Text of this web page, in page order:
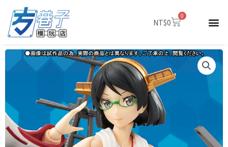
容
NT$0
0
購